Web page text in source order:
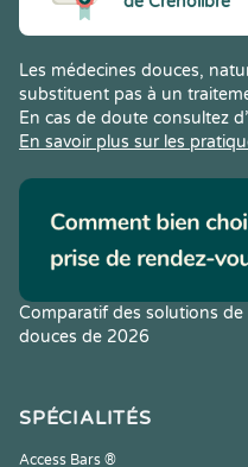
Les médecines douces,
substituent pas à un
En cas de doute consultez
En savoir plus sur les
Comparatif des solutions
douces de 2026
SPÉCIALITÉS
Access Bars ®